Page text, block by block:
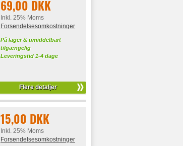
69,00 DKK
Inkl. 25% Moms
Forsendelsesomkostninger
På lager & umiddelbart
tilgængelig
Leveringstid 1-4 dage
Flere detaljer
15,00 DKK
Inkl. 25% Moms
Forsendelsesomkostninger